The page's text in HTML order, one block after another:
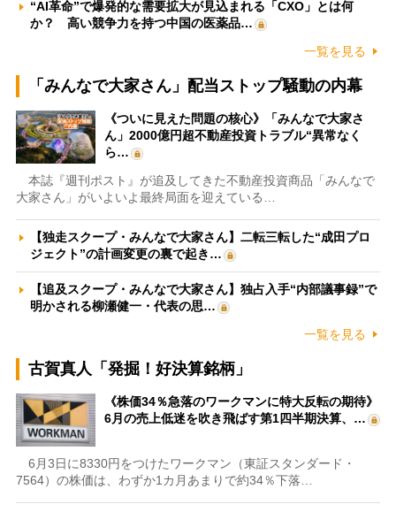
“AI革命”で爆発的な需要拡大が見込まれる「CXO」とは何
か？ 高い競争力を持つ中国の医薬品…
一覧を見る
「みんなで大家さん」配当ストップ騒動の内幕
《ついに見えた問題の核心》「みんなで大家さ
ん」2000億円超不動産投資トラブル“異常なく
ら…
本誌『週刊ポスト』が追及してきた不動産投資商品「みんなで
大家さん」がいよいよ最終局面を迎えている…
【独走スクープ・みんなで大家さん】二転三転した“成田プロ
ジェクト”の計画変更の裏で起き…
【追及スクープ・みんなで大家さん】独占入手“内部議事録”で
明かされる柳瀬健一・代表の思…
一覧を見る
古賀真人「発掘！好決算銘柄」
《株価34％急落のワークマンに特大反転の期待》
6月の売上低迷を吹き飛ばす第1四半期決算、…
6月3日に8330円をつけたワークマン（東証スタンダード・
7564）の株価は、わずか1カ月あまりで約34％下落…